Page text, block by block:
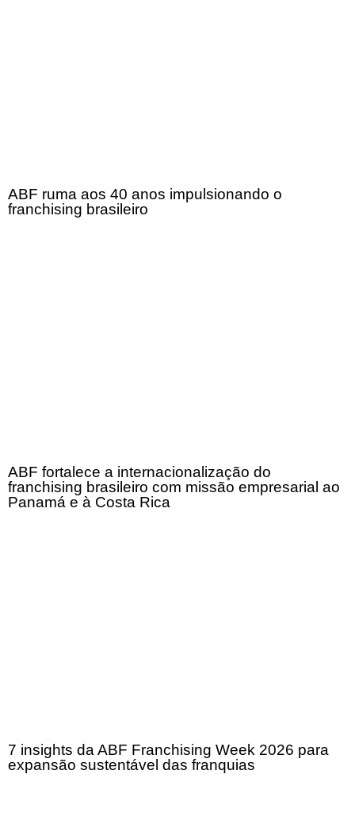
ABF ruma aos 40 anos impulsionando o
franchising brasileiro
ABF fortalece a internacionalização do
franchising brasileiro com missão empresarial ao
Panamá e à Costa Rica
7 insights da ABF Franchising Week 2026 para
expansão sustentável das franquias